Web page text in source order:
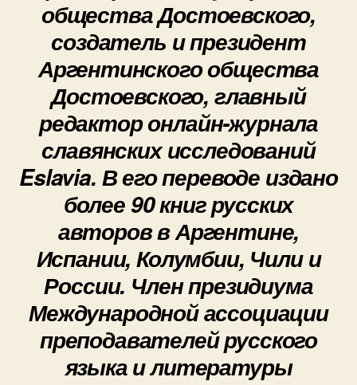
общества Достоевского,
создатель и президент
Аргентинского общества
Достоевского, главный
редактор онлайн-журнала
славянских исследований
Eslavia. В его переводе издано
более 90 книг русских
авторов в Аргентине,
Испании, Колумбии, Чили и
России. Член президиума
Международной ассоциации
преподавателей русского
языка и литературы